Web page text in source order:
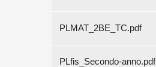
PLMAT_2BE_TC.pdf
PLfis_Secondo-anno.pdf